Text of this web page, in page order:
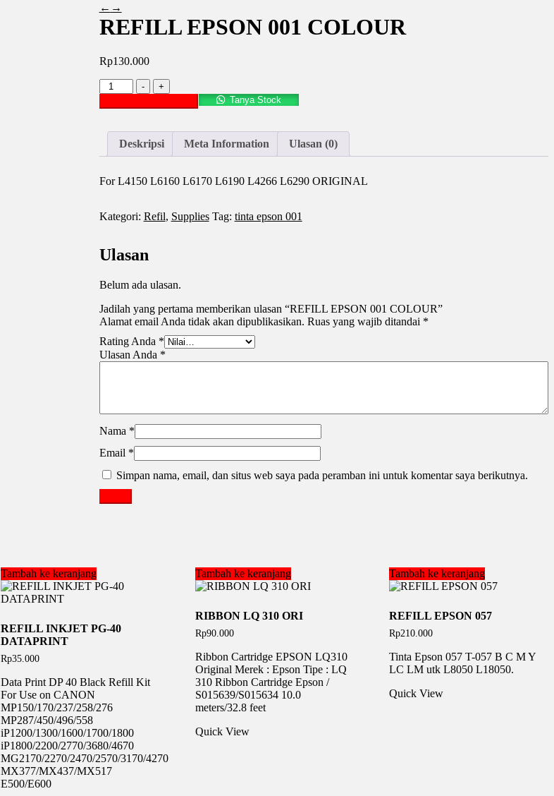
← →
REFILL EPSON 001 COLOUR
Rp130.000
-
Kuantitas
REFILL
EPSON
COLOUR
+
Tanya Stock
Deskripsi Meta Information Ulasan (0)
For L4150 L6160 L6170 L6190 L4266 L6290 ORIGINAL
Kategori: Refil, Supplies Tag: tinta epson 001
Ulasan
Belum ada ulasan.
Jadilah yang pertama memberikan ulasan “REFILL EPSON 001 COLOUR”
Alamat email Anda tidak akan dipublikasikan. Ruas yang wajib ditandai *
Rating Anda *
Ulasan Anda *
Nama *
Email *
Simpan nama, email, dan situs web saya pada peramban ini untuk komentar saya berikutnya.
Tambah ke keranjang
REFILL INKJET PG-40
DATAPRINT
Rp35.000
Data Print DP 40 Black Refill Kit
For Use on CANON
MP150/170/237/258/276
MP287/450/496/558
iP1200/1300/1600/1700/1800
iP1800/2200/2770/3680/4670
MG2170/2270/2470/2570/3170/4270
MX377/MX437/MX517
E500/E600
Tambah ke keranjang
RIBBON LQ 310 ORI
Rp90.000
Ribbon Cartridge EPSON LQ310
Original Merek : Epson Tipe : LQ
310 Ribbon Cartridge Epson /
S015639/S015634 10.0
meters/32.8 feet
Quick View
Tambah ke keranjang
REFILL EPSON 057
Rp210.000
Tinta Epson 057 T-057 B C M Y
LC LM utk L8050 L18050.
Quick View